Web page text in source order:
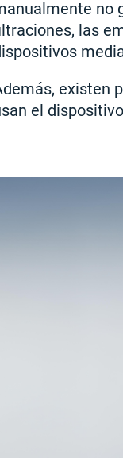
no
las
existen
el